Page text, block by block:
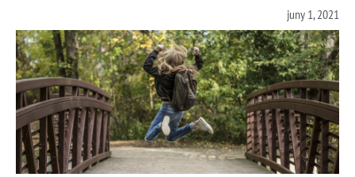
juny 1, 2021